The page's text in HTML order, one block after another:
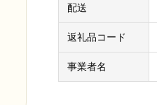
配送
返礼品コード
事業者名